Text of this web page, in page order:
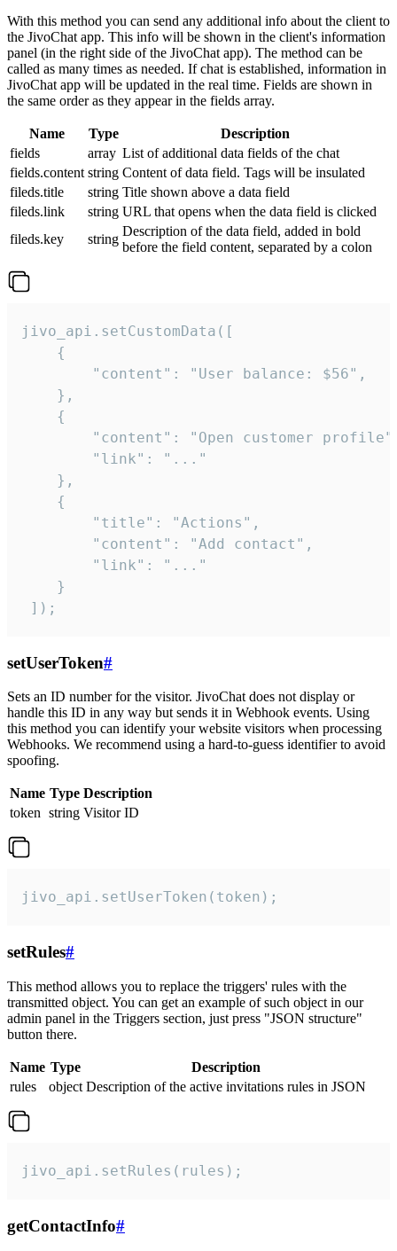
With this method you can send any additional info about the client to
the JivoChat app. This info will be shown in the client's information
panel (in the right side of the JivoChat app). The method can be
called as many times as needed. If chat is established, information in
JivoChat app will be updated in the real time. Fields are shown in
the same order as they appear in the fields array.
Name Type
Description
fields
array List of additional data fields of the chat
fields.content string Content of data field. Tags will be insulated
fileds.title
string Title shown above a data field
fileds.link
string URL that opens when the data field is clicked
fileds.key
string
Description of the data field, added in bold
before the field content, separated by a colon
jivo_api.setCustomData([
    {
        "content": "User balance: $56",
    },
    {
"content": "Open customer
        "link": "..."
    },
    {
        "title": "Actions",
        "content": "Add contact",
        "link": "..."
    }
]);
setUserToken#
Sets an ID number for the visitor. JivoChat does not display or
handle this ID in any way but sends it in Webhook events. Using
this method you can identify your website visitors when processing
Webhooks. We recommend using a hard-to-guess identifier to avoid
spoofing.
Name Type Description
token string Visitor ID
jivo_api.setUserToken(token);
setRules#
This method allows you to replace the triggers' rules with the
transmitted object. You can get an example of such object in our
admin panel in the Triggers section, just press "JSON structure"
button there.
Name Type
Description
rules
object Description of the active invitations rules in JSON
jivo_api.setRules(rules);
getContactInfo#